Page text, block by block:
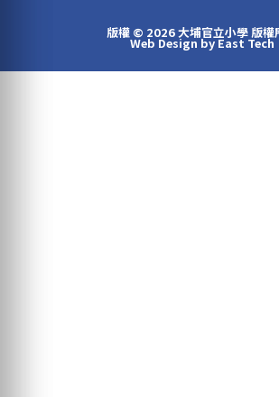
版權 © 2026 大埔官立小學 版權
Web DesignbyEast Tech